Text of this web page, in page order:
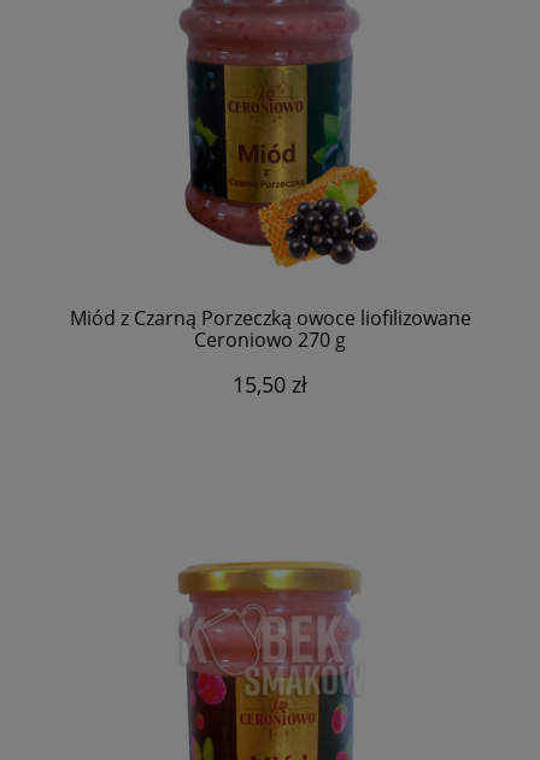
Miód z Czarną Porzeczką owoce liofilizowane
Ceroniowo 270 g
15,50 zł